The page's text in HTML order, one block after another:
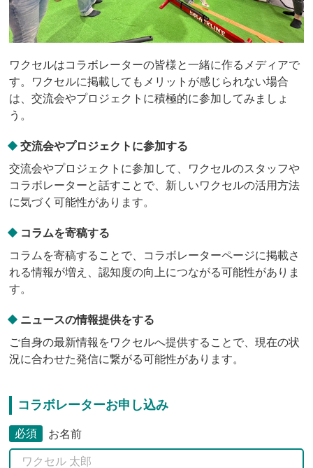
ワクセルはコラボレーターの皆様と一緒に作るメディアで
す。ワクセルに掲載してもメリットが感じられない場合
は、交流会やプロジェクトに積極的に参加してみましょ
う。
交流会やプロジェクトに参加する
交流会やプロジェクトに参加して、ワクセルのスタッフや
コラボレーターと話すことで、新しいワクセルの活用方法
に気づく可能性があります。
コラムを寄稿する
コラムを寄稿することで、コラボレーターページに掲載さ
れる情報が増え、認知度の向上につながる可能性がありま
す。
ニュースの情報提供をする
ご自身の最新情報をワクセルへ提供することで、現在の状
況に合わせた発信に繋がる可能性があります。
コラボレーターお申し込み
必須 お名前